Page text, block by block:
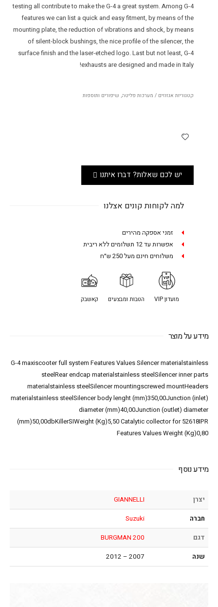
testing all contribute to make the G-4 a great system. Among G-4
features we can list a quick and easy fitment, by means of the
mounting plate, the reduction of vibrations and shock, by means
of silent-block bushings, the nice profile of the silencer, the
surface finish and the laser-etched logo. Last but not least, G-4
exhausts are designed and made in Italy!
קטגוריות אגזוזים / מערכות פליטה, שיפורים ותוספות
יש לכם שאלות? דברו איתנו
למה לקוחות קונים אצלנו
זמני אספקה מהירים
אפשרות עד 12 תשלומים ללא ריבית
משלוחים חינם מעל 250 ש״ח
מועדון VIP הטבות ומבצעים קאשבק
מידע על מוצר
G-4 maxiscooter full system Features Values Silencer materialstainless
steelRear endcap materialstainless steelSilencer inner parts
materialstainless steelSilencer mountingscrewed mountHeaders
materialstainless steelSilencer body lenght (mm)350,00Junction (inlet)
diameter (mm)40,00Junction (outlet) diameter
(mm)50,00dbKillerSIWeight (Kg)5,50 Catalytic collector for 52618IPR
Features Values Weight (Kg)0,80
מידע נוסף
יצרן
GIANNELLI
חברה
Suzuki
דגם
BURGMAN 200
שנה
2007 – 2012